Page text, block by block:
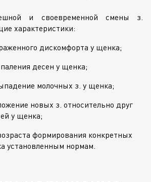
и своевременной смены з.
характеристики:
дискомфорта у щенка;
десен у щенка;
молочных з. у щенка;
новых з. относительно друг
у щенка;
формирования конкретных
установленным нормам.